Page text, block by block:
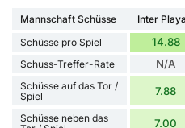
Mannschaft Schüsse Inter
Schüsse pro Spiel
14.88
Schuss-Treffer-Rate N/A
Schüsse auf das Tor /
Spiel
7.88
Schüsse neben das
7.00